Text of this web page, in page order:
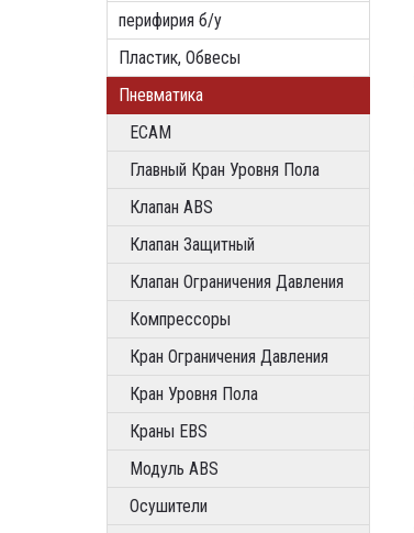
перифирия б/у
Пластик, Обвесы
Пневматика
ECAM
Главный Кран Уровня Пола
Клапан ABS
Клапан Защитный
Клапан Ограничения Давления
Компрессоры
Кран Ограничения Давления
Кран Уровня Пола
Краны EBS
Модуль ABS
Осушители